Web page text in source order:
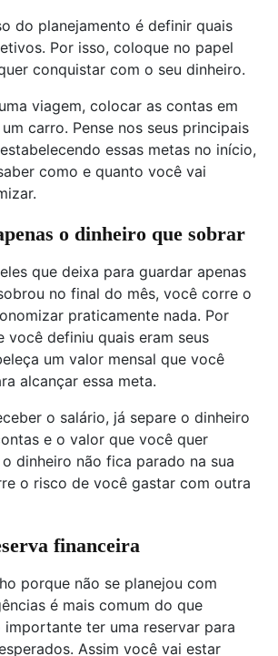
do planejamento é definir quais
Por isso, coloque no papel
conquistar com o seu dinheiro.
viagem, colocar as contas em
carro. Pense nos seus principais
essas metas no início,
como e quanto você vai
o dinheiro que sobrar
que deixa para guardar apenas
no final do mês, você corre o
praticamente nada. Por
você definiu quais eram seus
um valor mensal que você
alcançar essa meta.
o salário, já separe o dinheiro
e o valor que você quer
dinheiro não fica parado na sua
o risco de você gastar com outra
financeira
porque não se planejou com
é mais comum do que
importante ter uma reservar para
Assim você vai estar